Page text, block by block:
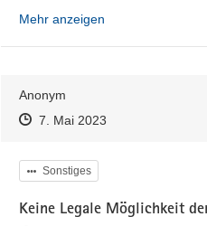
Mehr anzeigen
Anonym
Zeitpunkt des Erstellens
Zeitpunkt des Erstellens
7. Mai 2023Zur Äußerung
Kategorie
Sonstiges
Keine Legale Möglichkeit